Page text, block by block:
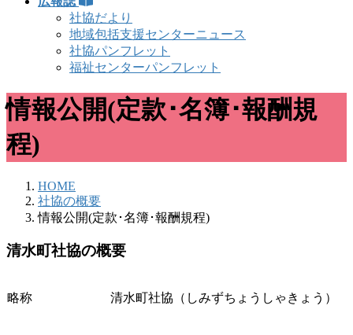
社協だより
地域包括支援センターニュース
社協パンフレット
福祉センターパンフレット
情報公開(定款･名簿･報酬規
程)
HOME
社協の概要
情報公開(定款･名簿･報酬規程)
清水町社協の概要
略称 清水町社協（しみずちょうしゃきょう）